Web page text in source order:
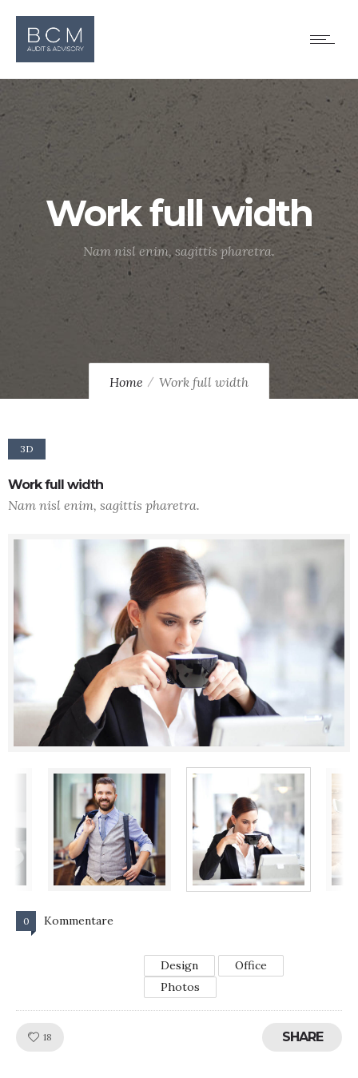
Work full width
Nam nisl enim, sagittis pharetra.
Home Work full width
3D
Work full width
Nam nisl enim, sagittis pharetra.
0 Kommentare
Design
Office
Photos
18 SHARE